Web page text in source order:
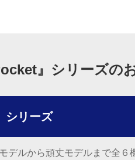
』シリーズの
シリーズ
ルから頑丈モデルまで全６